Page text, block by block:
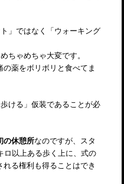
」ではなく「ウォーキング
ちゃめちゃ大変です。
薬をボリボリと食べてま
ける」仮装であることが必
の休憩所なのですが、スタ
ロ以上ある歩く上に、式の
る権利も得ることはでき